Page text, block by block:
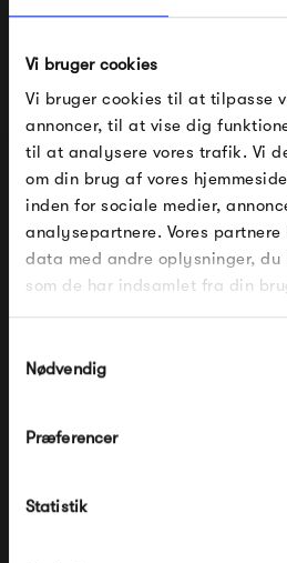
Vi bruger cookies
Vi bruger cookies til at tilpasse
annoncer, til at vise dig
til at analysere vores trafik. Vi
om din brug af vores
inden for sociale medier,
analysepartnere. Vores partnere
data med andre oplysninger, du
som de har indsamlet fra din
Nødvendig
Præferencer
Statistik
HAY Deville Chair -
2 499,00 kr
FÅ 10% PÅ DIN
Indtast din e-mail, så sender vi
mail. Minimumsbeløb er 499
rabatten.
Gælder ikke på produkter fra
*Ved at tilmelde dig accepterer du at